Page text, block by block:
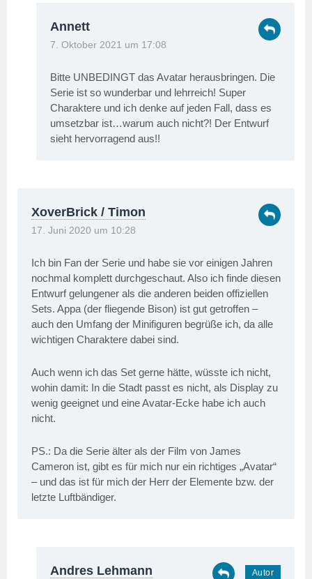
Annett
7. Oktober 2021 um 17:08
Bitte UNBEDINGT das Avatar herausbringen. Die
Serie ist so wunderbar und lehrreich! Super
Charaktere und ich denke auf jeden Fall, dass es
umsetzbar ist…warum auch nicht?! Der Entwurf
sieht hervorragend aus!!
XoverBrick / Timon
17. Juni 2020 um 10:28
Ich bin Fan der Serie und habe sie vor einigen Jahren
nochmal komplett durchgeschaut. Also ich finde diesen
Entwurf gelungener als die anderen beiden offiziellen
Sets. Appa (der fliegende Bison) ist gut getroffen –
auch den Umfang der Minifiguren begrüße ich, da alle
wichtigen Charaktere dabei sind.
Auch wenn ich das Set gerne hätte, wüsste ich nicht,
wohin damit: In die Stadt passt es nicht, als Display zu
wenig geeignet und eine Avatar-Ecke habe ich auch
nicht.
PS.: Da die Serie älter als der Film von James
Cameron ist, gibt es für mich nur ein richtiges „Avatar“
– und das ist für mich der Herr der Elemente bzw. der
letzte Luftbändiger.
Andres Lehmann